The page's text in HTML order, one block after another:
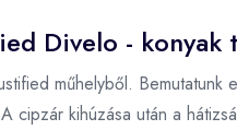
Divelo - konyak
műhelyből.
kihúzása után a